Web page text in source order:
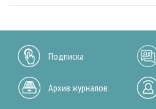
Подписка
Архив журналов